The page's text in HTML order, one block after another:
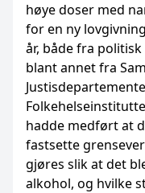
høye doser med
for en ny
år, både fra
blant annet fra
hadde medført at
fastsette
gjøres slik at det
alkohol, og hvilke